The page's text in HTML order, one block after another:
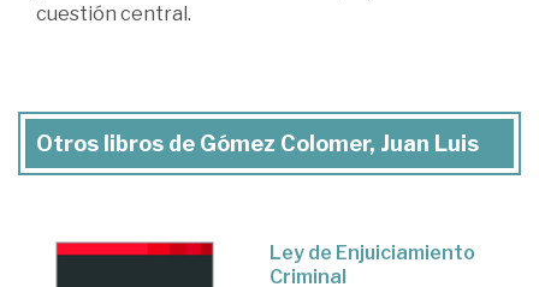
cuestión central.
Otros libros de Gómez Colomer, Juan Luis
Ley de Enjuiciamiento
Criminal